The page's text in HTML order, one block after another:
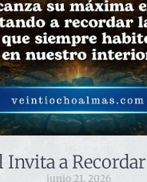
Invita a
junio 21, 2026